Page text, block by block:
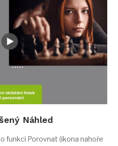
Náhled
funkci Porovnat (ikona nahoře